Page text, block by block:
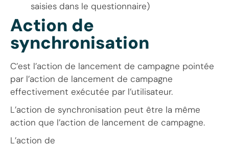
saisies dans le questionnaire)
Action de
synchronisation
C’est l’action de lancement de campagne pointée
par l’action de lancement de campagne
effectivement exécutée par l’utilisateur.
L’action de synchronisation peut être la même
action que l’action de lancement de campagne.
L’action de